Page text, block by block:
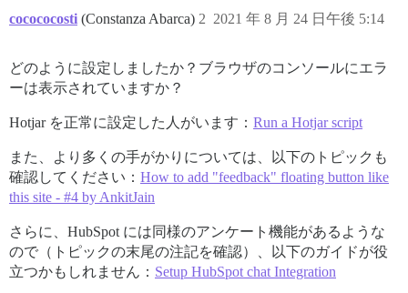
cocococosti (Constanza Abarca) 2021 年 8 月 24 日午後 5:14
2
どのように設定しましたか？ブラウザのコンソールにエラ
ーは表示されていますか？
Hotjar を正常に設定した人がいます： Run a Hotjar script
また、より多くの手がかりについては、以下のトピックも
確認してください： How to add "feedback" floating button like
this site - #4 by AnkitJain
さらに、HubSpot には同様のアンケート機能があるような
ので（トピックの末尾の注記を確認）、以下のガイドが役
立つかもしれません： Setup HubSpot chat Integration